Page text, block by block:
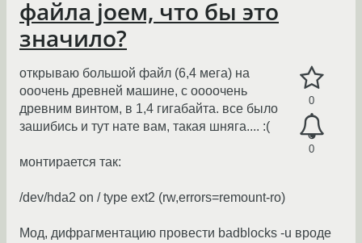
файла joeм, что бы это
значило?
0
0
открываю большой файл (6,4 мега) на
ооочень древней машине, с оооочень
древним винтом, в 1,4 гигабайта. все было
зашибись и тут нате вам, такая шняга.... :(
монтирается так:
/dev/hda2 on / type ext2 (rw,errors=remount-ro)
Мод, дифрагментацию провести badblocks -u вроде